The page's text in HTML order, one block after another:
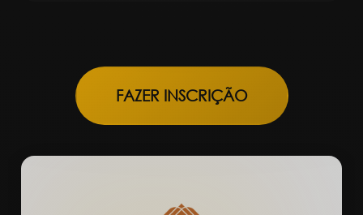
FAZER INSCRIÇÃO